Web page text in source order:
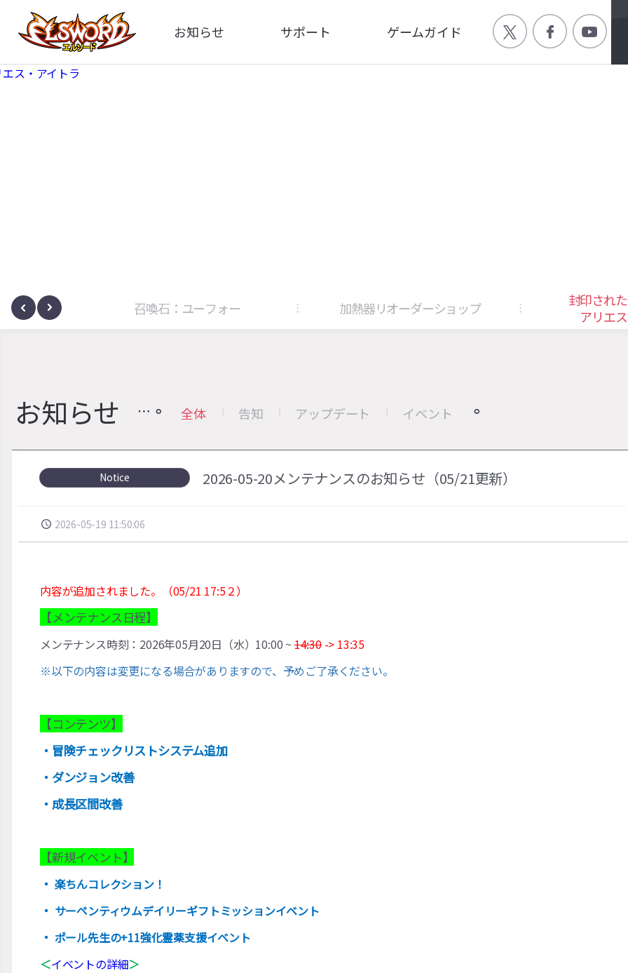
お知らせ
全体
サポート
FAQ
ゲームガイド
ゲーム特徴
サノヴァ 召喚石：ユーフォー 加熱器リオーダーショップ
封印され
アリエ
お知らせ 全体 告知 アップデート イベント
Notice 2026-05-20メンテナンスのお知らせ（05/21更新）
2026-05-19 11:50:06
内容が追加されました。（05/21 17:5２）
【メンテナンス日程】
メンテナンス時刻：2026年05月20日（水）10:00 ~14:30-> 13:35
※以下の内容は変更になる場合がありますので、予めご了承ください。
【コンテンツ】
・冒険チェックリストシステム追加
・ダンジョン改善
・成長区間改善
【新規イベント】
・ 楽ちんコレクション！
・ サーペンティウムデイリーギフトミッションイベント
・ ポール先生の+11強化霊薬支援イベント
＜イベントの詳細＞